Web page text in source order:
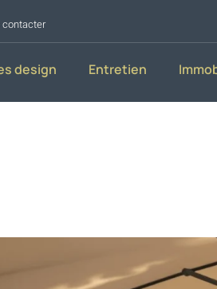
contacter
design Entretien